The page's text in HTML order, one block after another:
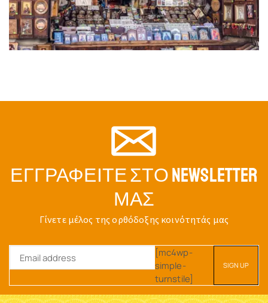
ΕΓΓΡΑΦΕΊΤΕ ΣΤΟ NEWSLETTER
ΜΑΣ
Γίνετε μέλος της ορθόδοξης κοινότητάς μας
[mc4wp-
simple-
turnstile]